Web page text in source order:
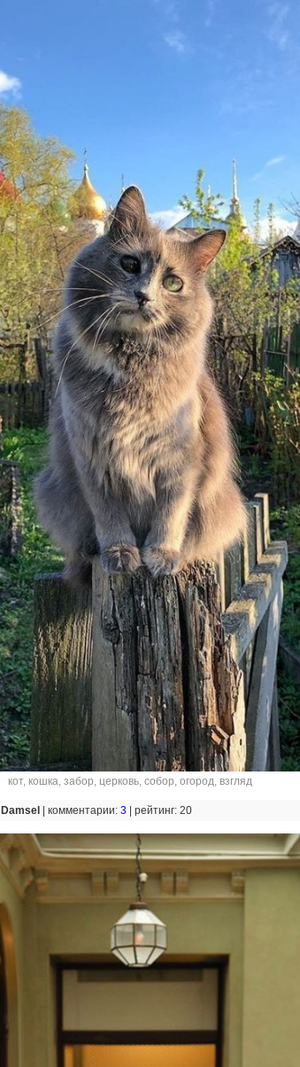
кот, кошка, забор, церковь, собор, огород, взгляд
Damsel комментарии: 3 рейтинг: 20